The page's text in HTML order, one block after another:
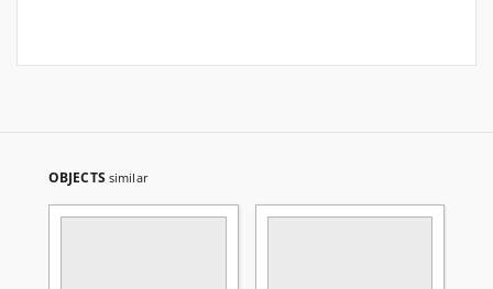
OBJECTS similar